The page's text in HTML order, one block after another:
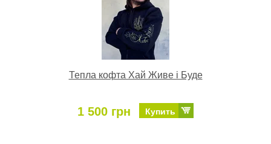
Тепла кофта Хай Живе і Буде
1 500 грн Купить